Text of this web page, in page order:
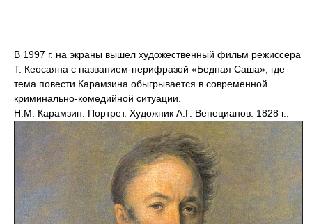
В 1997 г. на экраны вышел художественный фильм режиссера
Т. Кеосаяна с названием-перифразой «Бедная Саша», где
тема повести Карамзина обыгрывается в современной
криминально-комедийной ситуации.
Н.М. Карамзин. Портрет. Художник А.Г. Венецианов. 1828 г.: